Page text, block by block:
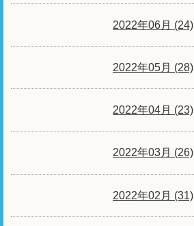
2022年06月 (24)
2022年05月 (28)
2022年04月 (23)
2022年03月 (26)
2022年02月 (31)